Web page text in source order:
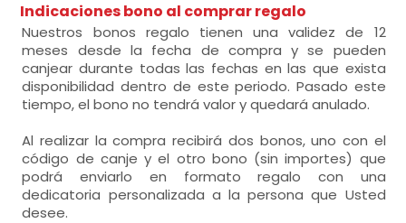
Indicaciones bono al comprar regalo
Nuestros bonos regalo tienen una validez de 12
meses desde la fecha de compra y se pueden
canjear durante todas las fechas en las que exista
disponibilidad dentro de este periodo. Pasado este
tiempo, el bono no tendrá valor y quedará anulado.
Al realizar la compra recibirá dos bonos, uno con el
código de canje y el otro bono (sin importes) que
podrá enviarlo en formato regalo con una
dedicatoria personalizada a la persona que Usted
desee.